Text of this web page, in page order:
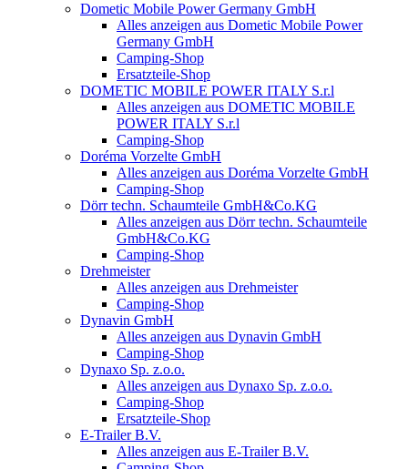
Dometic Mobile Power Germany GmbH
Alles anzeigen aus Dometic Mobile Power
Germany GmbH
Camping-Shop
Ersatzteile-Shop
DOMETIC MOBILE POWER ITALY S.r.l
Alles anzeigen aus DOMETIC MOBILE
POWER ITALY S.r.l
Camping-Shop
Doréma Vorzelte GmbH
Alles anzeigen aus Doréma Vorzelte GmbH
Camping-Shop
Dörr techn. Schaumteile GmbH&Co.KG
Alles anzeigen aus Dörr techn. Schaumteile
GmbH&Co.KG
Camping-Shop
Drehmeister
Alles anzeigen aus Drehmeister
Camping-Shop
Dynavin GmbH
Alles anzeigen aus Dynavin GmbH
Camping-Shop
Dynaxo Sp. z.o.o.
Alles anzeigen aus Dynaxo Sp. z.o.o.
Camping-Shop
Ersatzteile-Shop
E-Trailer B.V.
Alles anzeigen aus E-Trailer B.V.